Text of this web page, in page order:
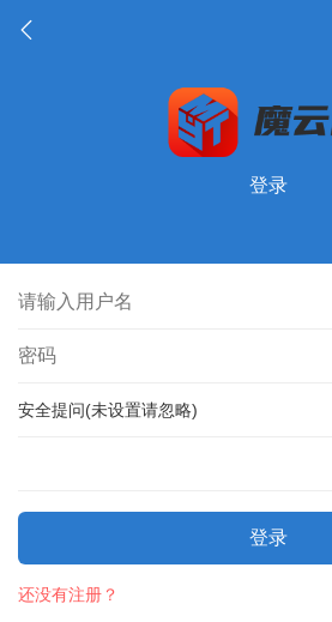
登录
安全提问(未设置请忽略)
登录
还没有注册？